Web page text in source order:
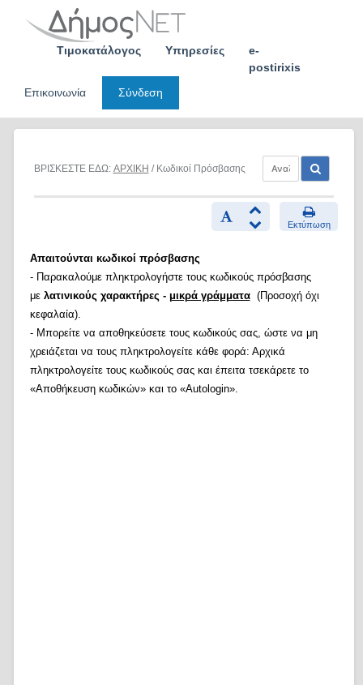
Τιμοκατάλογος Υπηρεσίες
e-
postirixis
Επικοινωνία
Σύνδεση
ΒΡΙΣΚΕΣΤΕ ΕΔΩ: ΑΡΧΙΚΗ / Κωδικοί Πρόσβασης
Εκτύπωση
Απαιτούνται κωδικοί πρόσβασης
- Παρακαλούμε πληκτρολογήστε τους κωδικούς πρόσβασης
με λατινικούς χαρακτήρες - μικρά γράμματα(Προσοχή όχι
κεφαλαία).
- Μπορείτε να αποθηκεύσετε τους κωδικούς σας, ώστε να μη
χρειάζεται να τους πληκτρολογείτε κάθε φορά: Αρχικά
πληκτρολογείτε τους κωδικούς σας και έπειτα τσεκάρετε το
«Αποθήκευση κωδικών» και το «Autologin».